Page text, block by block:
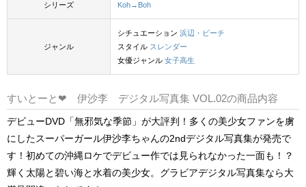
シリーズ Koh→Boh
ジャンル
シチュエーション 浜辺・ビーチ
スタイル スレンダー
女優ジャンル 女子高生
すいとーと❤ 伊沙李 デジタル写真集 VOL.02の商品内容
デビューDVD「無邪気な季節」が大評判！多くの美少女ファンを虜
にしたスーパーガール伊沙李ちゃんの2ndデジタル写真集が発売で
す！初めての沖縄ロケでデビュー作では見られなかった一面も！？
輝く太陽と碧い海と水着の美少女。グラビアデジタル写真集なら大